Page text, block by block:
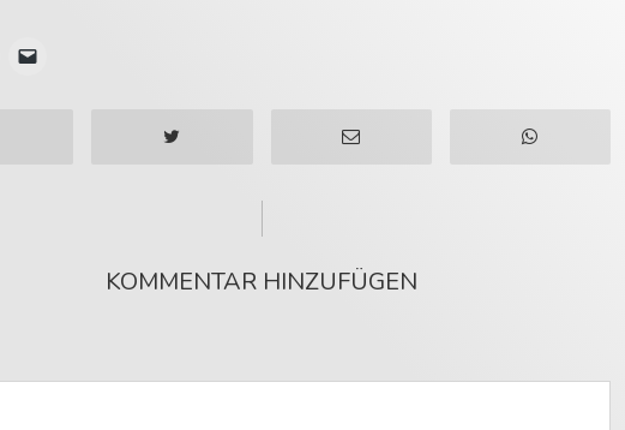
KOMMENTAR HINZUFÜGEN